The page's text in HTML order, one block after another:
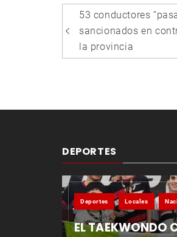
de
entradas
53 conductores
sancionados en
la provincia
DEPORTES
Deportes Locales
EL TAEKWONDO